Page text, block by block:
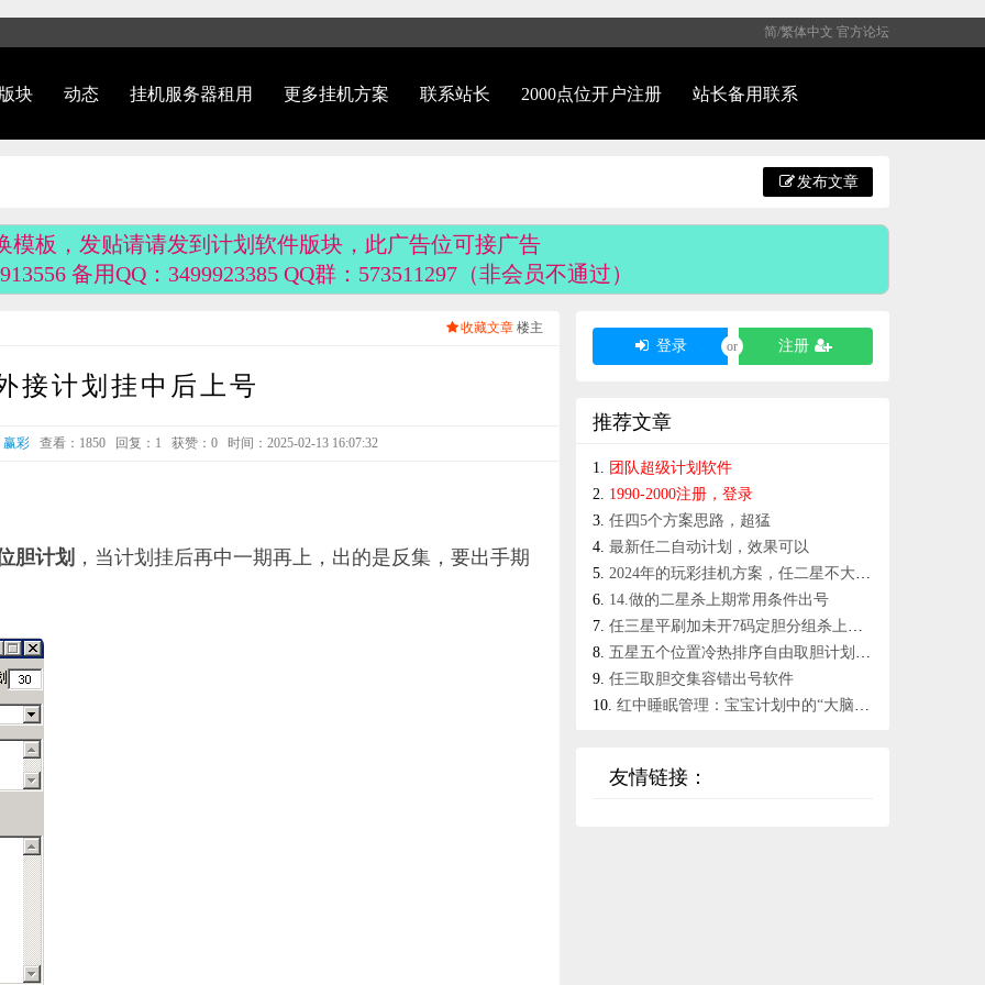
简/繁体中文 官方论坛
块 动态 挂机服务器租用 更多挂机方案 联系站长 2000点位开户注册 站长备用联系
发布文章
模板，发贴请请发到计划软件版块，此广告位可接广告
备用QQ：3499923385 QQ群：573511297（非会员不通过）
收藏文章 楼主
接计划挂中后上号
赢彩 查看：1850 回复：1 获赞： 0 时间：2025-02-13 16:07:32
胆计划 ，当计划挂后再中一期再上，出的是反集，要出手期
登录 注册
or
推荐文章
团队超级计划软件
1990-2000注册，登录
任四5个方案思路，超猛
最新任二自动计划，效果可以
2024年的玩彩挂机方案，任二星不大干不蛮干，25个方案
14.做的二星杀上期常用条件出号
任三星平刷加未开7码定胆分组杀上期条件出号
五星五个位置冷热排序自由取胆计划软件
任三取胆交集容错出号软件
红中睡眠管理：宝宝计划中的“大脑充电”深度策略
友情链接：